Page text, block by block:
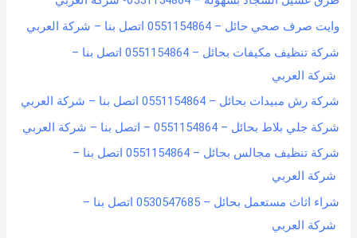
وايت صرف صحي حائل – 0551154864 اتصل بنا – شركة العربي
شركة تنظيف مكيفات بحائل – 0551154864 اتصل بنا –
شركة العربي
شركة رش مبيدات بحائل – 0551154864 اتصل بنا – شركة العربي
شركة جلي بلاط بحائل – 0551154864 – اتصل بنا – شركة العربي
شركة تنظيف مجالس بحائل – 0551154864 اتصل بنا –
شركة العربي
شراء اثاث مستعمل بحائل – 0530547685 اتصل بنا –
شركة العربي